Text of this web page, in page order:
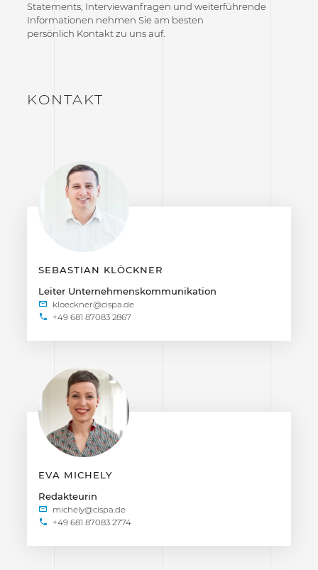
Statements, Interviewanfragen und weiterführende
Informationen nehmen Sie am besten
persönlich Kontakt zu uns auf.
KONTAKT
SEBASTIAN KLÖCKNER
Leiter Unternehmenskommunikation
+49 681 87083 2867
EVA MICHELY
Redakteurin
+49 681 87083 2774